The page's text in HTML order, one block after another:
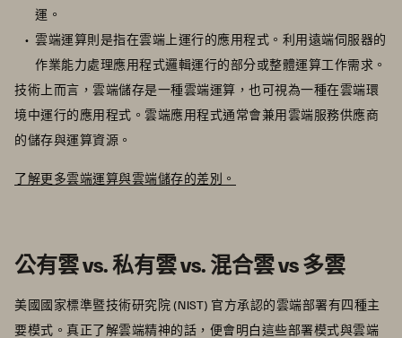
運。
雲端運算則是指在雲端上運行的應用程式。利用遠端伺服器的
作業能力處理應用程式邏輯運行的部分或整體運算工作需求。
技術上而言，雲端儲存是一種雲端運算，也可視為一種在雲端環
境中運行的應用程式。雲端應用程式通常會兼用雲端服務供應商
的儲存與運算資源。
了解更多雲端運算與雲端儲存的差別。
公有雲 vs. 私有雲 vs. 混合雲 vs 多雲
美國國家標準暨技術研究院 (NIST) 官方承認的雲端部署有四種主
要模式。真正了解雲端精神的話，便會明白這些部署模式與雲端